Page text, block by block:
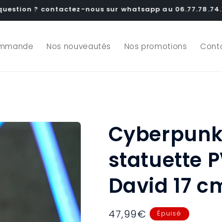
? contactez-nous sur whatsapp au
Nos nouveautés Nos promotions
statuette
David 17
Prix
47,99€
Épuisé